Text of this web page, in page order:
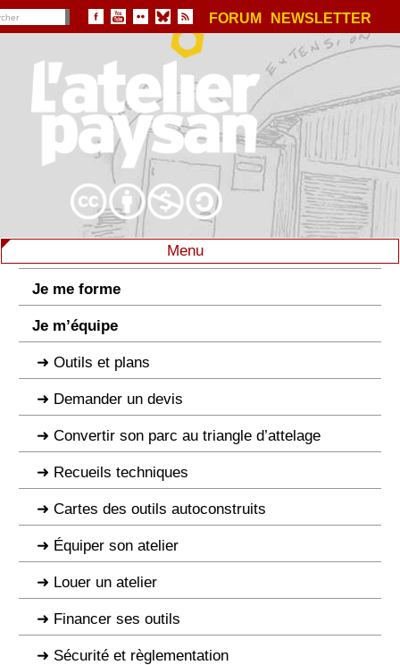
FORUM NEWSLETTER
Menu
Je me forme
Je m’équipe
Outils et plans
Demander un devis
Convertir son parc au triangle d’attelage
Recueils techniques
Cartes des outils autoconstruits
Équiper son atelier
Louer un atelier
Financer ses outils
Sécurité et règlementation